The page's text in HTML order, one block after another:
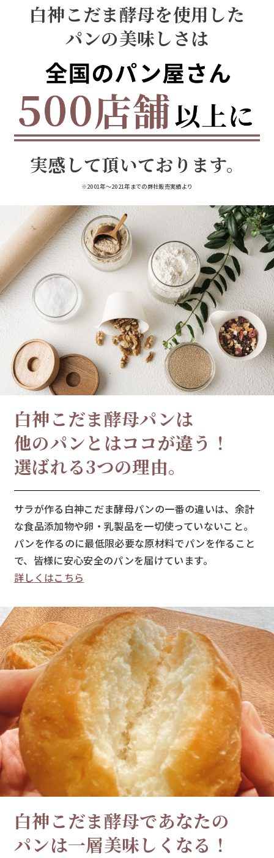
白神こだま酵母を使用した
パンの美味しさは
実感して頂いております。
白神こだま酵母パンは
他のパンとはココが違う！
選ばれる3つの理由。
サラが作る白神こだま酵母パンの一番の違いは、余計
な食品添加物や卵・乳製品を一切使っていないこと。
パンを作るのに最低限必要な原材料でパンを作ること
で、皆様に安心安全のパンを届けています。
詳しくはこちら
白神こだま酵母であなたの
パンは一層美味しくなる！